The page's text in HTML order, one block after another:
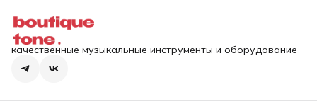
качественные музыкальные инструменты и оборудование